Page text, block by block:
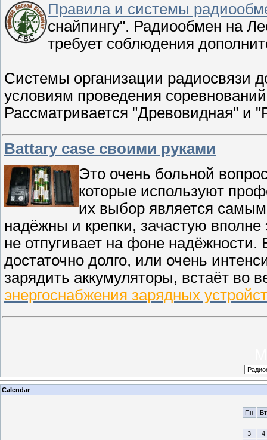
Правила и системы
снайпингу". Радиообмен на
требует соблюдения
Системы организации радиосвязи
условиям проведения
Рассматривается "Древовидная" и
Battary case своими руками
Это очень больной
которые используют
их выбор является
надёжны и крепки, зачастую
не отпугивает на фоне надёжности.
достаточно долго, или очень
зарядить аккумуляторы, встаёт во
энергоснабжения зарядных
Calendar
Пн
Вт
3 4